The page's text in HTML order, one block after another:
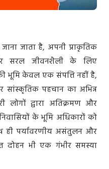
जाता है, अपनी प्राकृतिक
सरल जीवनशैली के लिए
भूमि केवल एक संपत्ति नहीं है,
पहचान का अभिन्न
लोगों द्वारा अतिक्रमण और
के भूमि अधिकारों को
ही पर्यावरणीय असंतुलन और
दोहन भी एक गंभीर समस्या